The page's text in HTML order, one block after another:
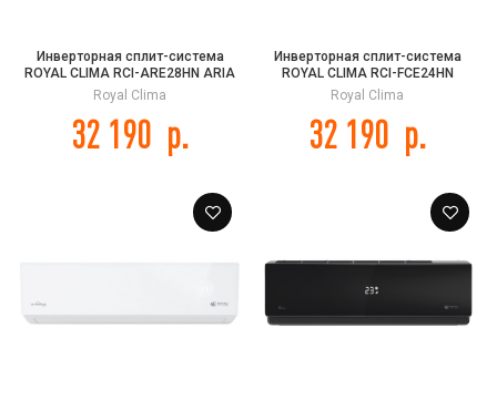
Инверторная сплит-система
ROYAL CLIMA RCI-ARE28HN ARIA
2.0 DC Inverter
Royal Clima
32 190 р.
Инверторная сплит-система
ROYAL CLIMA RCI-FCE24HN
FELICITA Inverter
Royal Clima
32 190 р.